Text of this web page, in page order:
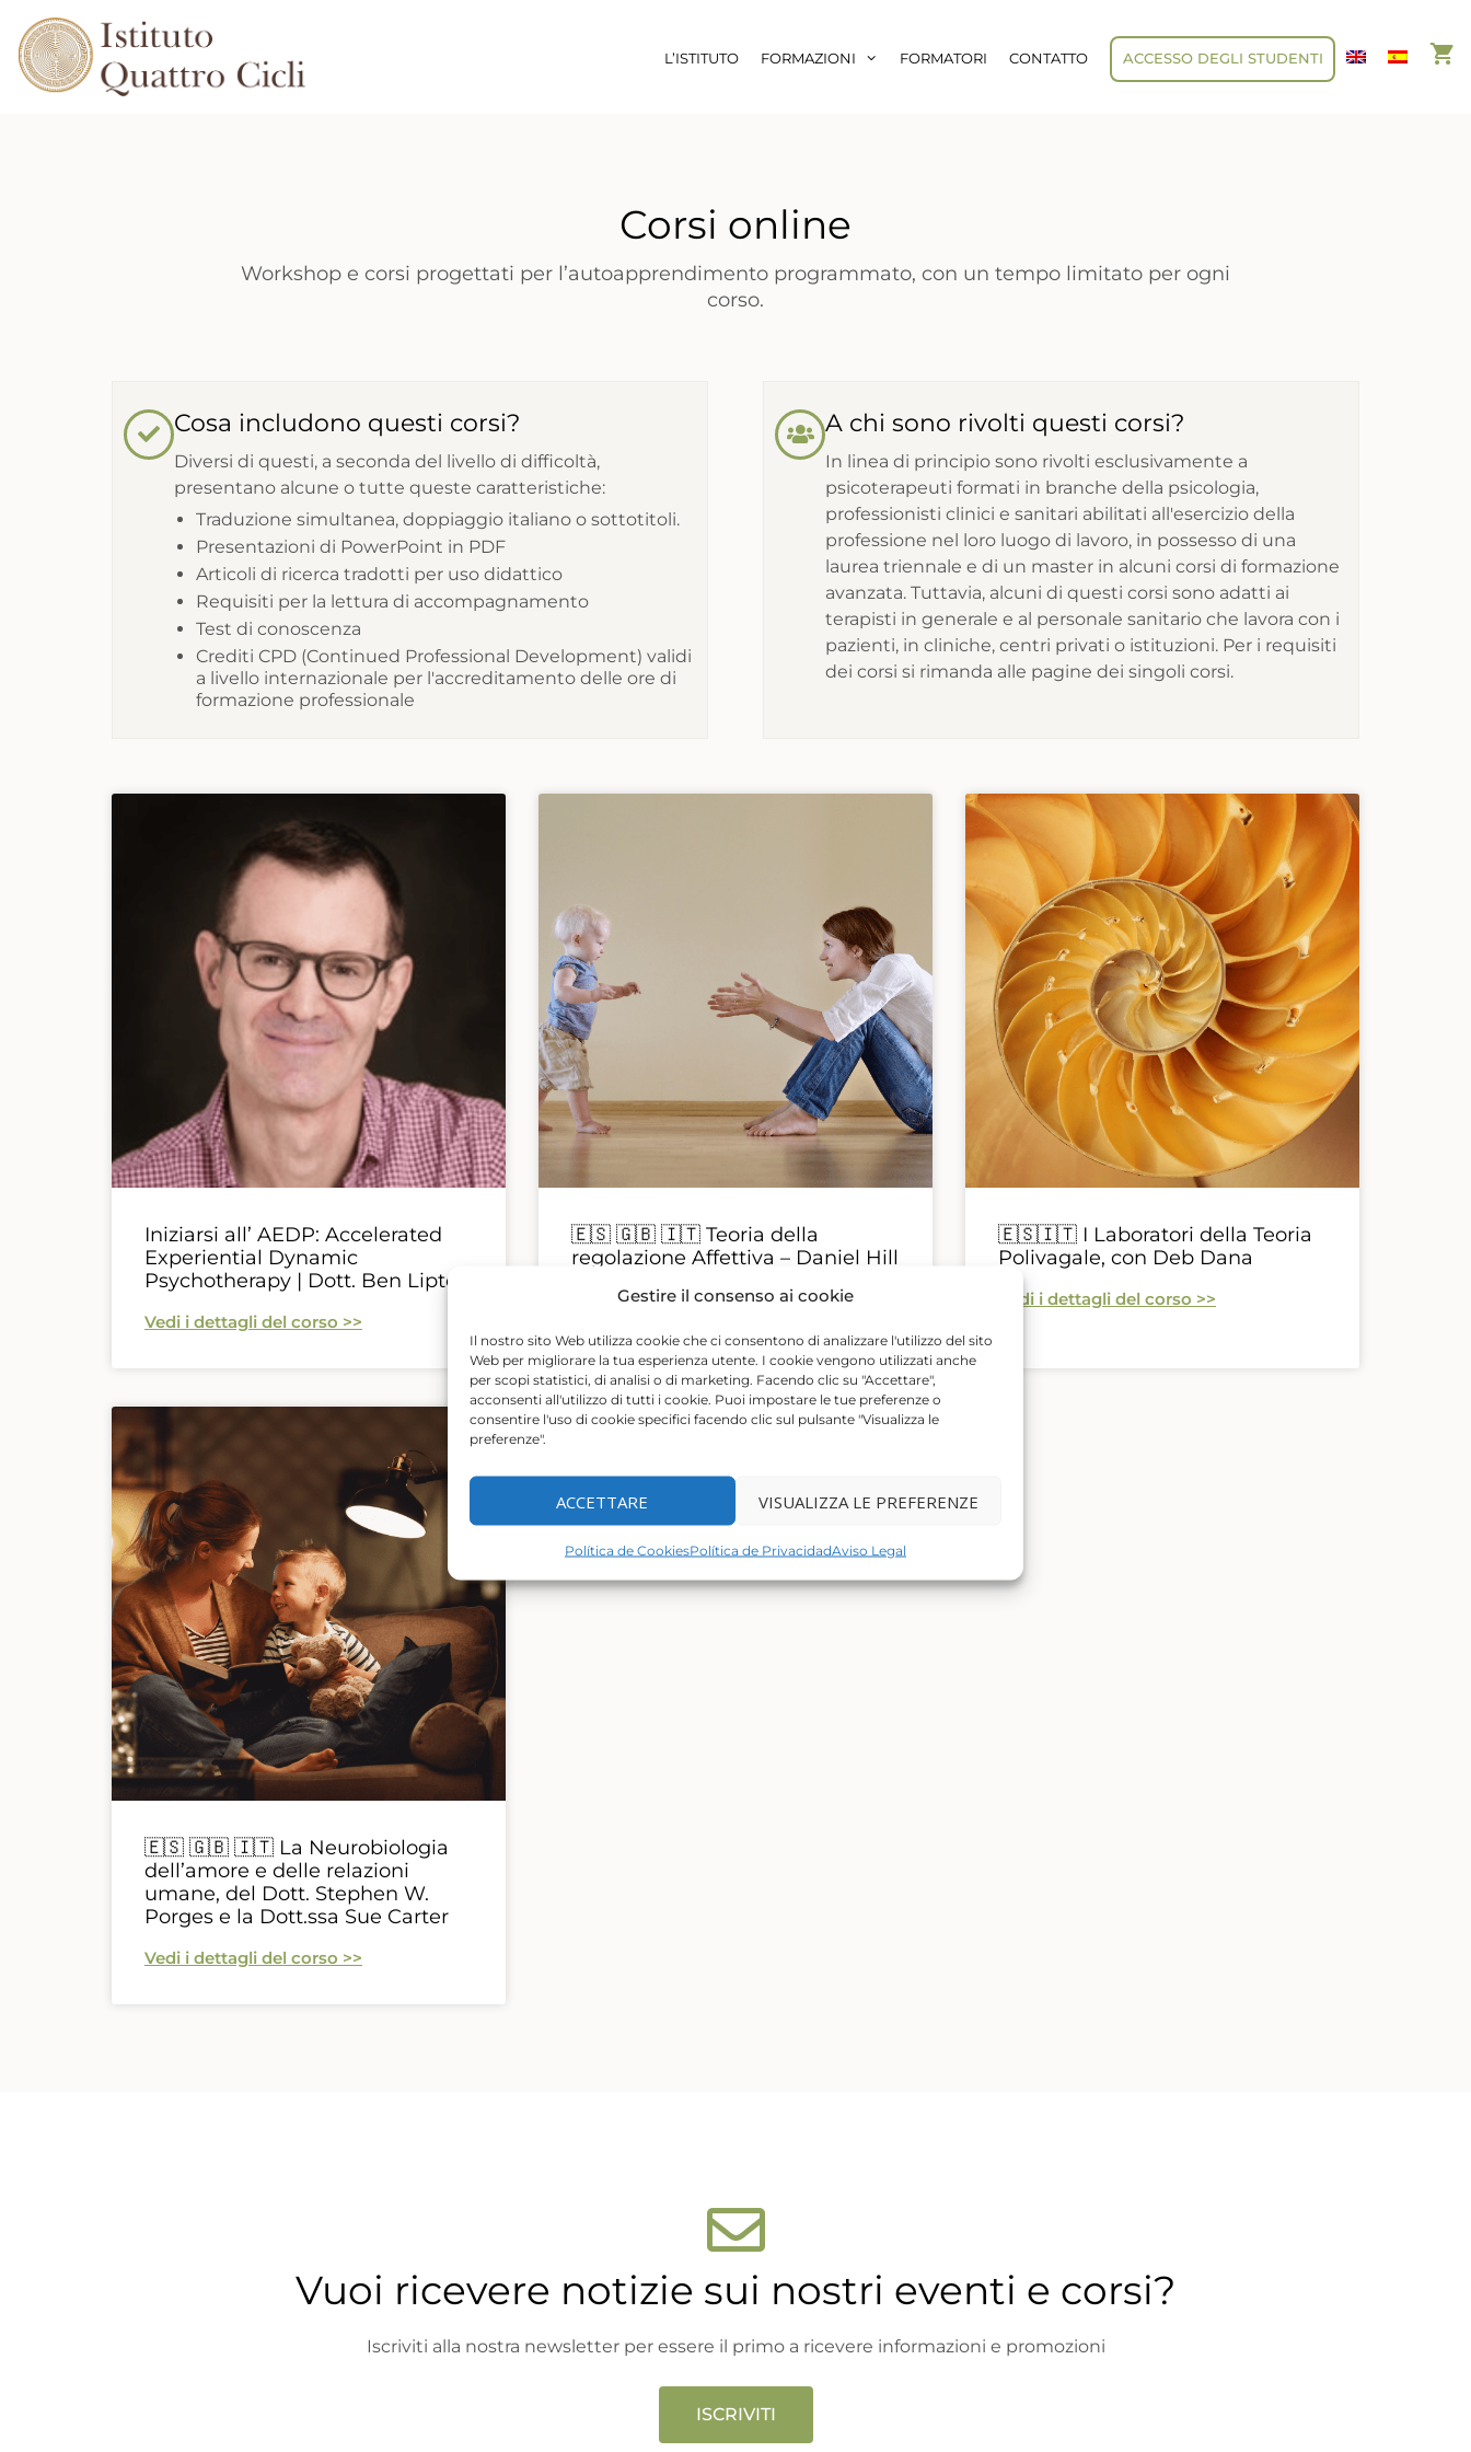
Gestire il consenso ai cookie
Il nostro sito Web utilizza cookie che ci consentono di analizzare l'utilizzo del sito
Web per migliorare la tua esperienza utente. I cookie vengono utilizzati anche
per scopi statistici, di analisi o di marketing. Facendo clic su "Accettare",
acconsenti all'utilizzo di tutti i cookie. Puoi impostare le tue preferenze o
consentire l'uso di cookie specifici facendo clic sul pulsante "Visualizza le
preferenze".
ACCETTARE VISUALIZZA LE PREFERENZE
Política de CookiesPolítica de PrivacidadAviso Legal
L’ISTITUTO FORMAZIONI FORMATORI CONTATTO ACCESSO DEGLI STUDENTI
Corsi online
Workshop e corsi progettati per l’autoapprendimento programmato, con un tempo limitato per ogni
corso.
Cosa includono questi corsi?
Diversi di questi, a seconda del livello di difficoltà,
presentano alcune o tutte queste caratteristiche:
Traduzione simultanea, doppiaggio italiano o sottotitoli.
Presentazioni di PowerPoint in PDF
Articoli di ricerca tradotti per uso didattico
Requisiti per la lettura di accompagnamento
Test di conoscenza
Crediti CPD (Continued Professional Development) validi
a livello internazionale per l'accreditamento delle ore di
formazione professionale
A chi sono rivolti questi corsi?
In linea di principio sono rivolti esclusivamente a
psicoterapeuti formati in branche della psicologia,
professionisti clinici e sanitari abilitati all'esercizio della
professione nel loro luogo di lavoro, in possesso di una
laurea triennale e di un master in alcuni corsi di formazione
avanzata. Tuttavia, alcuni di questi corsi sono adatti ai
terapisti in generale e al personale sanitario che lavora con i
pazienti, in cliniche, centri privati o istituzioni. Per i requisiti
dei corsi si rimanda alle pagine dei singoli corsi.
Iniziarsi all’ AEDP: Accelerated
Experiential Dynamic
Psychotherapy | Dott. Ben Lipton
Vedi i dettagli del corso >>
🇪🇸 🇬🇧 🇮🇹 Teoria della
regolazione Affettiva – Daniel Hill
🇪🇸🇮🇹 I Laboratori della Teoria
Polivagale, con Deb Dana
Vedi i dettagli del corso >>
🇪🇸 🇬🇧 🇮🇹 La Neurobiologia
dell’amore e delle relazioni
umane, del Dott. Stephen W.
Porges e la Dott.ssa Sue Carter
Vedi i dettagli del corso >>
Vuoi ricevere notizie sui nostri eventi e corsi?
Iscriviti alla nostra newsletter per essere il primo a ricevere informazioni e promozioni
ISCRIVITI